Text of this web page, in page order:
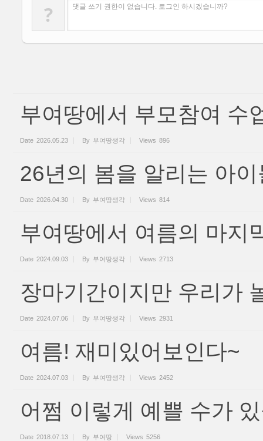
? 댓글 쓰기 권한이 없습니다. 로그인 하시겠습니까?
부여땅에서 부모참여 수
Date 2026.05.23 By 부여땅생각 Views 896
26년의 봄을 알리는 아이
Date 2026.04.30 By 부여땅생각 Views 814
부여땅에서 여름의 마지
Date 2024.09.03 By 부여땅생각 Views 2713
장마기간이지만 우리가
Date 2024.07.06 By 부여땅생각 Views 2931
여름! 재미있어보인다~
Date 2024.07.03 By 부여땅생각 Views 2452
어쩜 이렇게 예쁠 수가
Date 2018.07.13 By 부여땅 Views 5256